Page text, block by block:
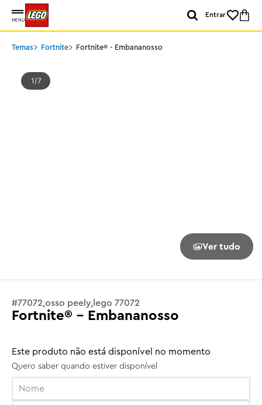
MENU
Entrar
Temas Fortnite Fortnite® - Embananosso
1 7
Ver tudo
#77072,osso peely,lego 77072
Fortnite® - Embananosso
Este produto não está disponível no momento
Quero saber quando estiver disponível